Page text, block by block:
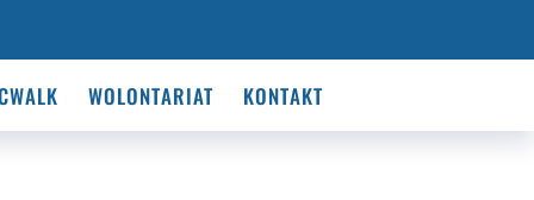
WOLONTARIAT KONTAKT